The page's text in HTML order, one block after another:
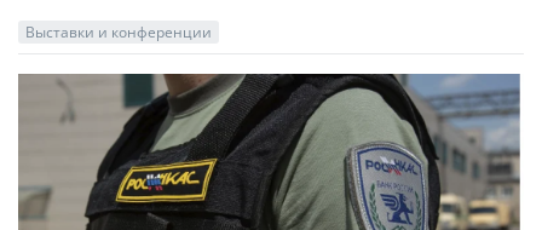
Выставки и конференции